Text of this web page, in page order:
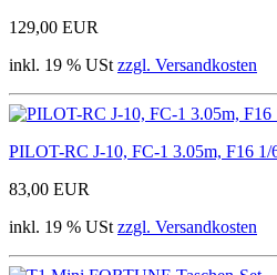
129,00 EUR
inkl. 19 % USt zzgl. Versandkosten
PILOT-RC J-10, FC-1 3.05m, F16 1/
83,00 EUR
inkl. 19 % USt zzgl. Versandkosten